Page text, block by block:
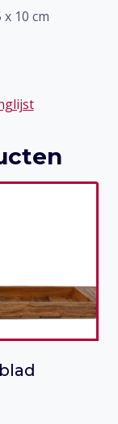
10 cm